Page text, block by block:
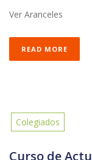
Ver Aranceles
READ MORE
Colegiados
Curso de